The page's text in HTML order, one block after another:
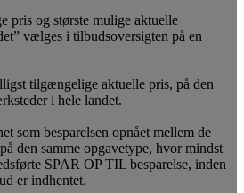
pris og største mulige aktuelle
vælges i tilbudsoversigten på en
tilgængelige aktuelle pris, på den
i hele landet.
som besparelsen opnået mellem de
den samme opgavetype, hvor mindst
SPAR OP TIL besparelse, inden
er indhentet.